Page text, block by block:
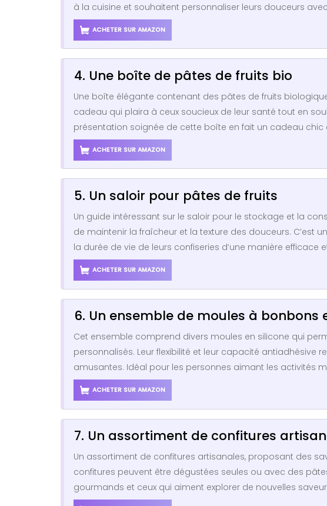
à la cuisine et souhaitent personnaliser leurs douceurs
ACHETER SUR AMAZON
4. Une boîte de pâtes de fruits bio
Une boîte élégante contenant des pâtes de fruits
cadeau qui plaira à ceux soucieux de leur santé tout en
présentation soignée de cette boîte en fait un cadeau chic
ACHETER SUR AMAZON
5. Un saloir pour pâtes de fruits
Un guide intéressant sur le saloir pour le stockage et la
de maintenir la fraîcheur et la texture des douceurs. C’est
la durée de vie de leurs confiseries d’une manière efficace
ACHETER SUR AMAZON
6. Un ensemble de moules à bonbons
Cet ensemble comprend divers moules en silicone qui
personnalisés. Leur flexibilité et leur capacité antiadhésive
amusantes. Idéal pour les personnes aimant les activités
ACHETER SUR AMAZON
7. Un assortiment de confitures
Un assortiment de confitures artisanales, proposant des
confitures peuvent être dégustées seules ou avec des
gourmands et ceux qui aiment explorer de nouvelles